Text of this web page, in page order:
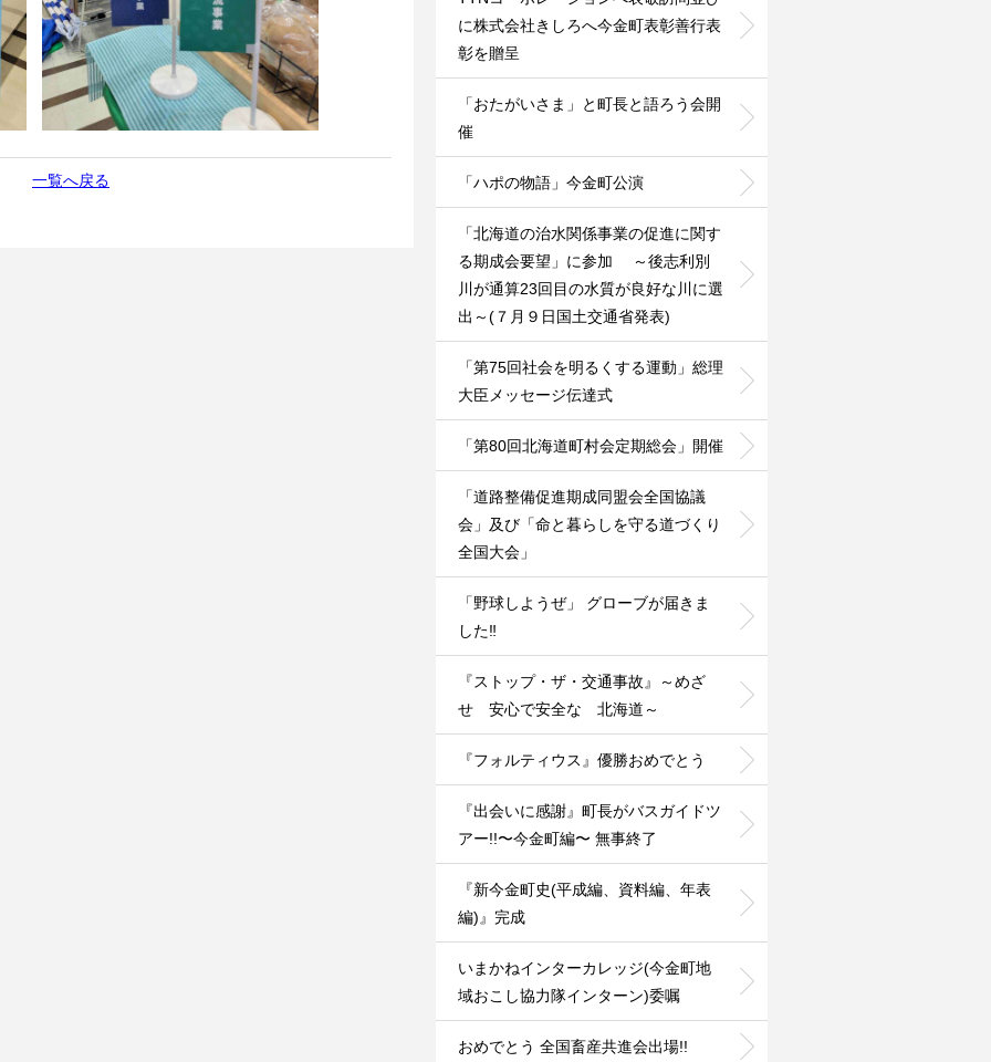
一覧へ戻る
に株式会社きしろへ今金町表彰善行表
彰を贈呈
「おたがいさま」と町長と語ろう会開
催
「ハポの物語」今金町公演
「北海道の治水関係事業の促進に関す
る期成会要望」に参加 ～後志利別
川が通算23回目の水質が良好な川に選
出～(７月９日国土交通省発表)
「第75回社会を明るくする運動」総理
大臣メッセージ伝達式
「第80回北海道町村会定期総会」開催
「道路整備促進期成同盟会全国協議
会」及び「命と暮らしを守る道づくり
全国大会」
「野球しようぜ」 グローブが届きま
した‼️
『ストップ・ザ・交通事故』～めざ
せ 安心で安全な 北海道～
『フォルティウス』優勝おめでとう
『出会いに感謝』町長がバスガイドツ
アー!!〜今金町編〜 無事終了
『新今金町史(平成編、資料編、年表
編)』完成
いまかねインターカレッジ(今金町地
域おこし協力隊インターン)委嘱
おめでとう 全国畜産共進会出場!!